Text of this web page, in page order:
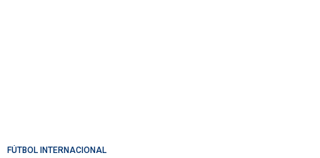
FÚTBOL INTERNACIONAL